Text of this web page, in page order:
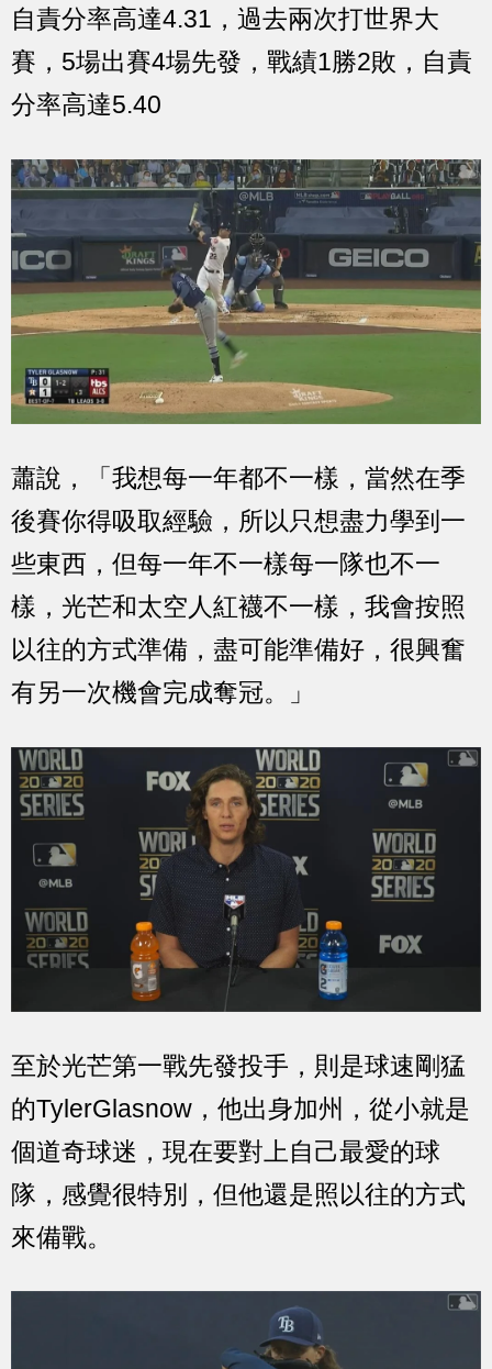
自責分率高達4.31，過去兩次打世界大
賽，5場出賽4場先發，戰績1勝2敗，自責
分率高達5.40
蕭說，「我想每一年都不一樣，當然在季
後賽你得吸取經驗，所以只想盡力學到一
些東西，但每一年不一樣每一隊也不一
樣，光芒和太空人紅襪不一樣，我會按照
以往的方式準備，盡可能準備好，很興奮
有另一次機會完成奪冠。」
至於光芒第一戰先發投手，則是球速剛猛
的TylerGlasnow，他出身加州，從小就是
個道奇球迷，現在要對上自己最愛的球
隊，感覺很特別，但他還是照以往的方式
來備戰。